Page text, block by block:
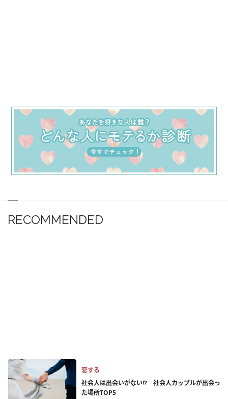
RECOMMENDED
恋する
社会人は出会いがない!? 社会人カップルが出会っ
た場所TOP5